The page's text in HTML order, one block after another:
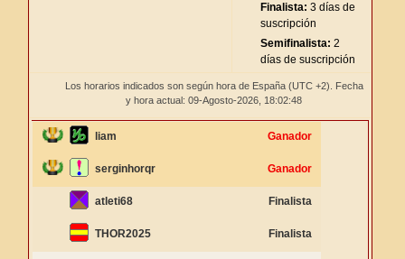
Finalista: 3 días de
suscripción
Semifinalista: 2
días de suscripción
Los horarios indicados son según hora de España (UTC +2). Fecha
y hora actual: 09-Agosto-2026, 18:02:48
liam Ganador
serginhorqr Ganador
atleti68 Finalista
THOR2025 Finalista